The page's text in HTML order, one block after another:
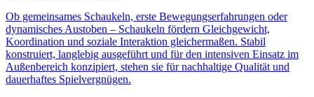
Ob gemeinsames Schaukeln, erste Bewegungserfahrungen oder
dynamisches Austoben – Schaukeln fördern Gleichgewicht,
Koordination und soziale Interaktion gleichermaßen. Stabil
konstruiert, langlebig ausgeführt und für den intensiven Einsatz im
Außenbereich konzipiert, stehen sie für nachhaltige Qualität und
dauerhaftes Spielvergnügen.